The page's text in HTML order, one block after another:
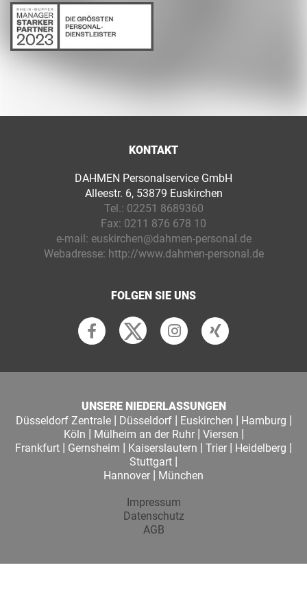
KONTAKT
DAHMEN Personalservice GmbH
Alleestr. 6, 53879 Euskirchen
Tel.: 02251 8689360
Fax: 0211 876 678 10
e-mail: euskirchen@dahmen-personal.de
Webadresse: http://www.dahmen-personal.de
FOLGEN SIE UNS
UNSERE NIEDERLASSUNGEN
Düsseldorf Zentrale| Düsseldorf| Euskirchen | Hamburg |
Köln | Mülheim an der Ruhr| Viersen |
Frankfurt | Gernsheim | Kaiserslautern | Trier | Heidelberg |
Stuttgart |
Hannover | München
Impressum
Datenschutz
AGB